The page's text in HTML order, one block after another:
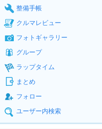
整備手帳
クルマレビュー
フォトギャラリー
グループ
ラップタイム
まとめ
フォロー
ユーザー内検索